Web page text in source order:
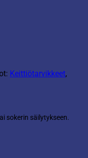
Keittiötarvikkeet,
sokerin säilytykseen.